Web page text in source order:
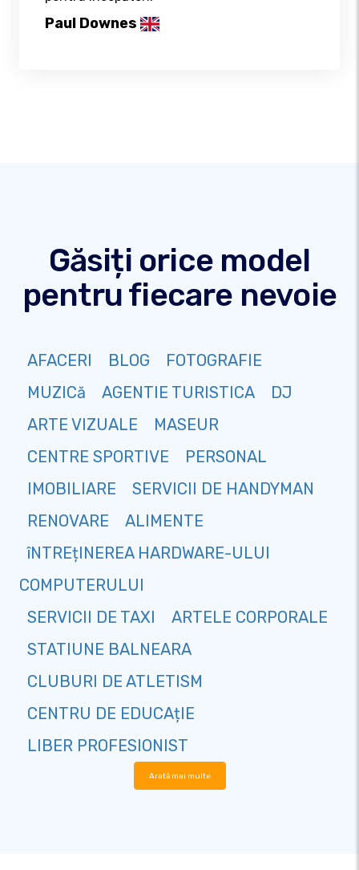
Paul Downes
Găsiți orice model
pentru fiecare nevoie
AFACERI BLOG
FOTOGRAFIE
MUZICă
AGENTIE TURISTICA
DJ
ARTE VIZUALE
MASEUR
CENTRE SPORTIVE
PERSONAL
IMOBILIARE
SERVICII DE HANDYMAN
RENOVARE
ALIMENTE
îNTREțINEREA HARDWARE-ULUI
COMPUTERULUI
SERVICII DE TAXI
ARTELE CORPORALE
STATIUNE BALNEARA
CLUBURI DE ATLETISM
CENTRU DE EDUCAțIE
LIBER PROFESIONIST
Arată mai multe